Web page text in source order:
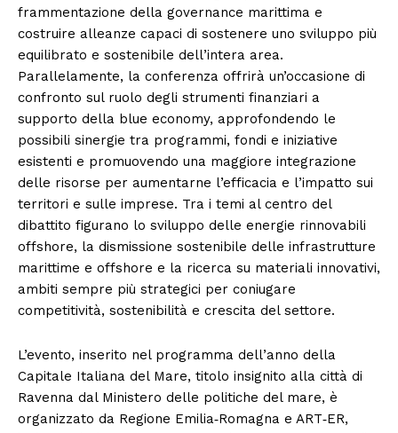
frammentazione della governance marittima e
costruire alleanze capaci di sostenere uno sviluppo più
equilibrato e sostenibile dell’intera area.
Parallelamente, la conferenza offrirà un’occasione di
confronto sul ruolo degli strumenti finanziari a
supporto della blue economy, approfondendo le
possibili sinergie tra programmi, fondi e iniziative
esistenti e promuovendo una maggiore integrazione
delle risorse per aumentarne l’efficacia e l’impatto sui
territori e sulle imprese. Tra i temi al centro del
dibattito figurano lo sviluppo delle energie rinnovabili
offshore, la dismissione sostenibile delle infrastrutture
marittime e offshore e la ricerca su materiali innovativi,
ambiti sempre più strategici per coniugare
competitività, sostenibilità e crescita del settore.
L’evento, inserito nel programma dell’anno della
Capitale Italiana del Mare, titolo insignito alla città di
Ravenna dal Ministero delle politiche del mare, è
organizzato da Regione Emilia‑Romagna e ART‑ER,